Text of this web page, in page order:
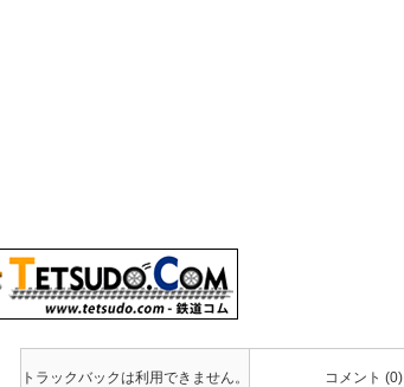
コメント (0)
トラックバックは利用できません。